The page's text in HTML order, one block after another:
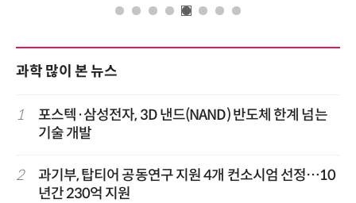
과학 많이 본 뉴스
1
포스텍·삼성전자, 3D 낸드(NAND) 반도체 한계 넘는
기술 개발
2
과기부, 탑티어 공동연구 지원 4개 컨소시엄 선정…10
년간 230억 지원